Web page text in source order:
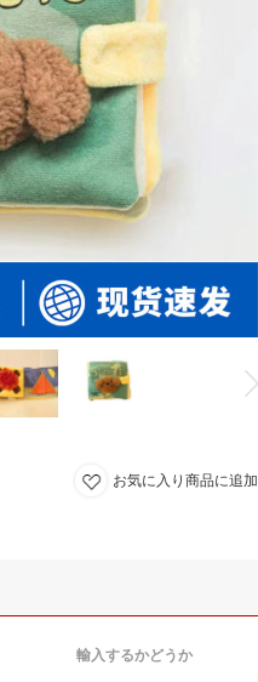
お気に入り商品に追加
輸入するかどうか